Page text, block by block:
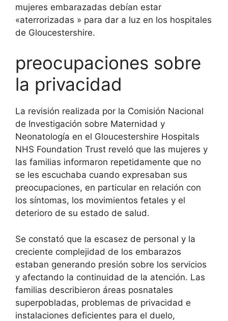
mujeres embarazadas debían estar
«aterrorizadas » para dar a luz en los hospitales
de Gloucestershire.
preocupaciones sobre
la privacidad
La revisión realizada por la Comisión Nacional
de Investigación sobre Maternidad y
Neonatología en el Gloucestershire Hospitals
NHS Foundation Trust reveló que las mujeres y
las familias informaron repetidamente que no
se les escuchaba cuando expresaban sus
preocupaciones, en particular en relación con
los síntomas, los movimientos fetales y el
deterioro de su estado de salud.
Se constató que la escasez de personal y la
creciente complejidad de los embarazos
estaban generando presión sobre los servicios
y afectando la continuidad de la atención. Las
familias describieron áreas posnatales
superpobladas, problemas de privacidad e
instalaciones deficientes para el duelo,